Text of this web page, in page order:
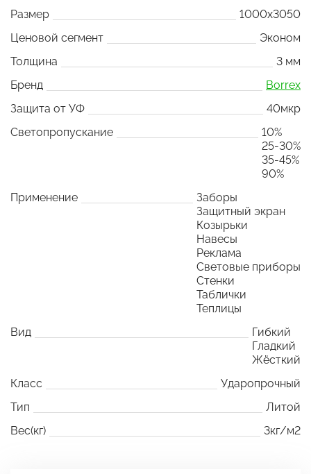
Размер
1000x3050
Ценовой сегмент
Эконом
Толщина
3 мм
Бренд
Borrex
Защита от УФ
40мкр
Светопропускание
10%
25-30%
35-45%
90%
Применение
Заборы
Защитный экран
Козырьки
Навесы
Реклама
Световые приборы
Стенки
Таблички
Теплицы
Вид
Гибкий
Гладкий
Жёсткий
Класс
Ударопрочный
Тип
Литой
Вес(кг)
3кг/м2